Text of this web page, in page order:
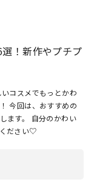
！新作やプチプ
コスメでもっとかわ
今回は、おすすめの
ます。 自分のかわい
ださい♡